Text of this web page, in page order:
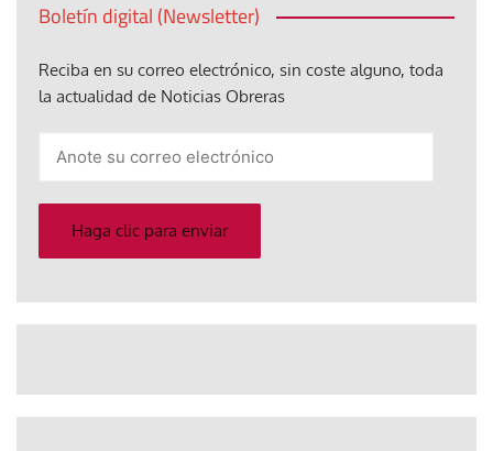
Boletín digital (Newsletter)
Reciba en su correo electrónico, sin coste alguno, toda
la actualidad de Noticias Obreras
electrónico
Haga clic para enviar